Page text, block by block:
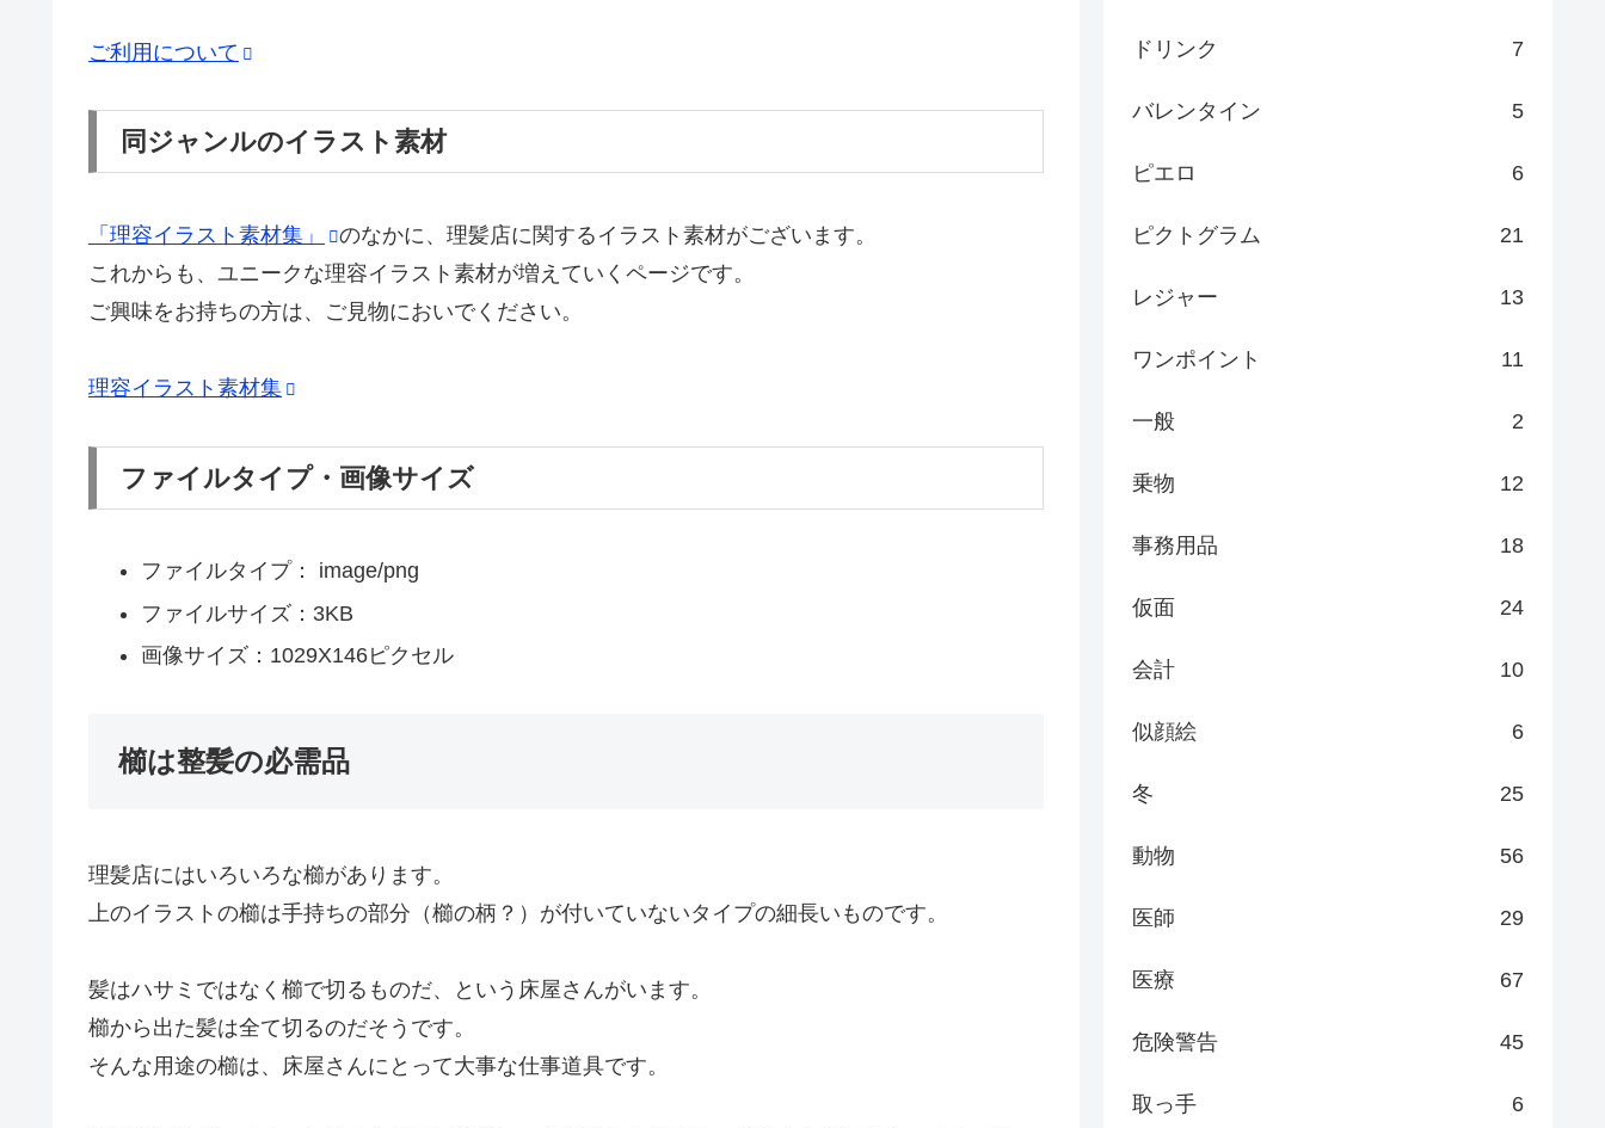
ご利用について
同ジャンルのイラスト素材
「理容イラスト素材集」
のなかに、理髪店に関するイラスト素材がございます。
これからも、ユニークな理容イラスト素材が増えていくページです。
ご興味をお持ちの方は、ご見物においでください。
理容イラスト素材集
ファイルタイプ・画像サイズ
ファイルタイプ： image/png
ファイルサイズ：3KB
画像サイズ：1029X146ピクセル
櫛は整髪の必需品
理髪店にはいろいろな櫛があります。
上のイラストの櫛は手持ちの部分（櫛の柄？）が付いていないタイプの細長いものです。
髪はハサミではなく櫛で切るものだ、という床屋さんがいます。
櫛から出た髪は全て切るのだそうです。
そんな用途の櫛は、床屋さんにとって大事な仕事道具です。
ドリンク 7
バレンタイン 5
ピエロ 6
ピクトグラム 21
レジャー 13
ワンポイント 11
一般 2
乗物 12
事務用品 18
仮面 24
会計 10
似顔絵 6
冬 25
動物 56
医師 29
医療 67
危険警告 45
取っ手 6